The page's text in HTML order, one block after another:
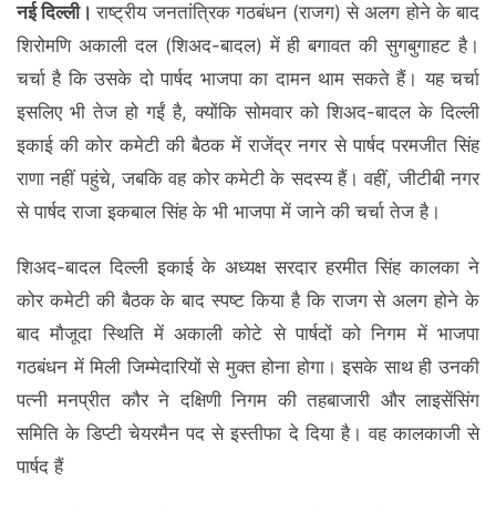
नई दिल्ली।राष्ट्रीय जनतांत्रिक गठबंधन (राजग) से अलग होने के बाद
शिरोमणि अकाली दल (शिअद-बादल) में ही बगावत की सुगबुगाहट है।
चर्चा है कि उसके दो पार्षद भाजपा का दामन थाम सकते हैं। यह चर्चा
इसलिए भी तेज हो गईं है, क्योंकि सोमवार को शिअद-बादल के दिल्ली
इकाई की कोर कमेटी की बैठक में राजेंद्र नगर से पार्षद परमजीत सिंह
राणा नहीं पहुंचे, जबकि वह कोर कमेटी के सदस्य हैं। वहीं, जीटीबी नगर
से पार्षद राजा इकबाल सिंह के भी भाजपा में जाने की चर्चा तेज है।
शिअद-बादल दिल्ली इकाई के अध्यक्ष सरदार हरमीत सिंह कालका ने
कोर कमेटी की बैठक के बाद स्पष्ट किया है कि राजग से अलग होने के
बाद मौजूदा स्थिति में अकाली कोटे से पार्षदों को निगम में भाजपा
गठबंधन में मिली जिम्मेदारियों से मुक्त होना होगा। इसके साथ ही उनकी
पत्नी मनप्रीत कौर ने दक्षिणी निगम की तहबाजारी और लाइसेंसिंग
समिति के डिप्टी चेयरमैन पद से इस्तीफा दे दिया है। वह कालकाजी से
पार्षद हैं